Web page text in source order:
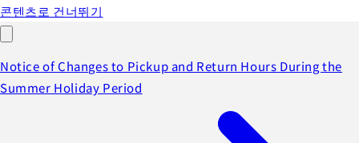
콘텐츠로 건너뛰기
Notice of Changes to Pickup and Return Hours During the
Summer Holiday Period